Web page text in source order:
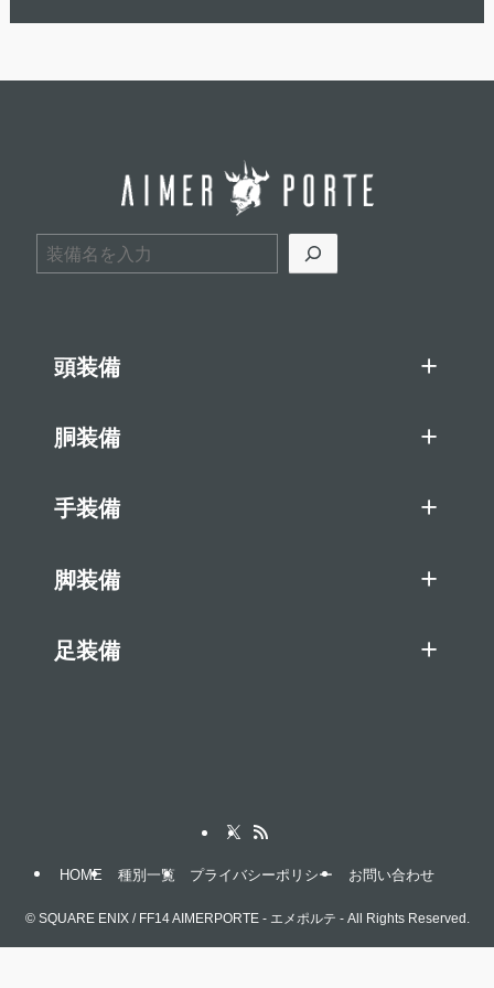
検索
頭装備
胴装備
手装備
脚装備
足装備
HOME 種別一覧 プライバシーポリシー お問い合わせ
©SQUARE ENIX / FF14 AIMERPORTE - エメポルテ - All Rights Reserved.